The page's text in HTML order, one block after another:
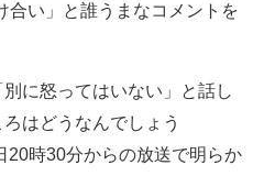
合い」と誰うまなコメントを
に怒ってはいない」と話し
はどうなんでしょう
時30分からの放送で明らか